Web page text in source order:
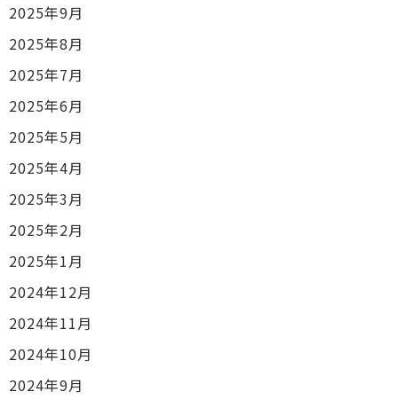
2025年9月
2025年8月
2025年7月
2025年6月
2025年5月
2025年4月
2025年3月
2025年2月
2025年1月
2024年12月
2024年11月
2024年10月
2024年9月